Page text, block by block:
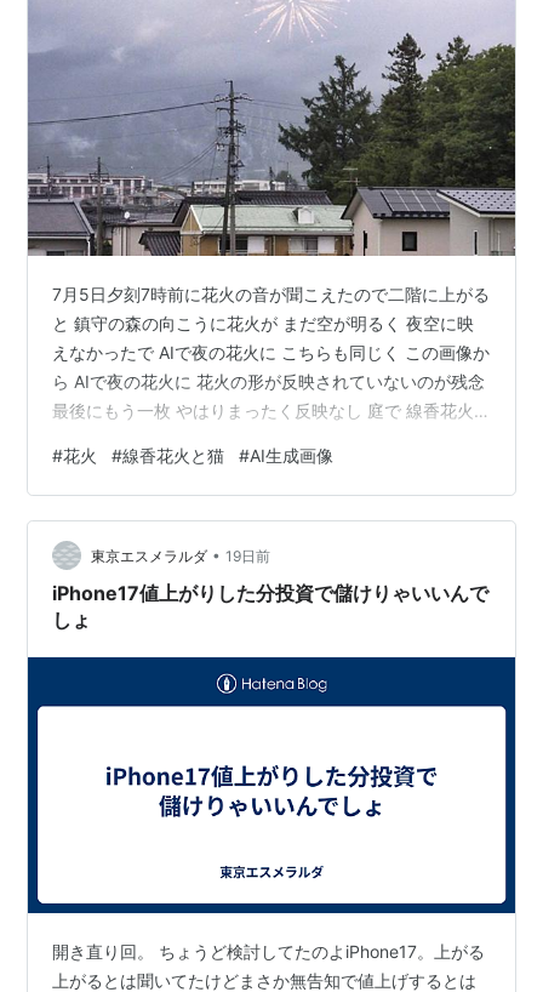
7月5日夕刻7時前に花火の音が聞こえたので二階に上がる
と 鎮守の森の向こうに花火が まだ空が明るく 夜空に映
えなかったで AIで夜の花火に こちらも同じく この画像か
ら AIで夜の花火に 花火の形が反映されていないのが残念
最後にもう一枚 やはりまったく反映なし 庭で 線香花火
Abobe FireFly 今年の二月 iphone 12 miminの液晶が割れ
交換したのですが apple 正規品ではなかったので ときど
き固まったので 7月6日iPhone 17(256GB)に買い替えま
した。 ケーブルがタイプCに変更 首に下げるスト…
#花火 #線香花火と猫 #AI生成画像
東京エスメラルダ • 19日前
iPhone17値上がりした分投資で儲けりゃいいんで
しょ
開き直り回。 ちょうど検討してたのよiPhone17。上がる
上がるとは聞いてたけどまさか無告知で値上げするとは